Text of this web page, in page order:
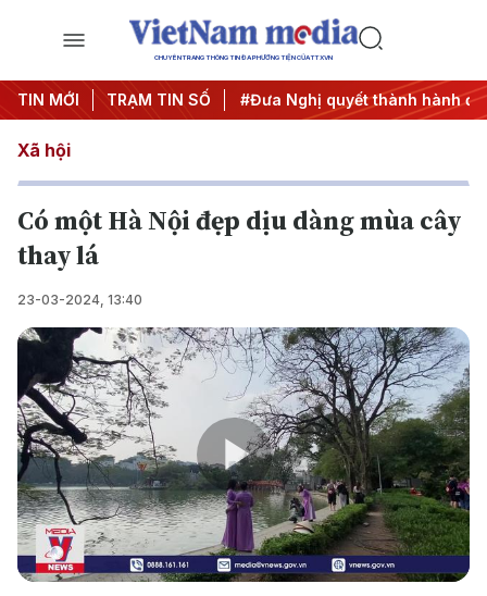
CHUYÊN TRANG THÔNG TIN ĐA PHƯƠNG TIỆN CỦA TTXVN
TIN MỚI TRẠM TIN SỐ
ương 3 #APEC 2027 #Đưa Nghị quyết thành hành
Xã hội
Có một Hà Nội đẹp dịu dàng mùa cây
thay lá
23-03-2024, 13:40
Play
Video